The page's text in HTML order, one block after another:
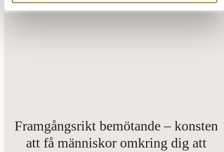
Framgångsrikt bemötande – konsten
att få människor omkring dig att